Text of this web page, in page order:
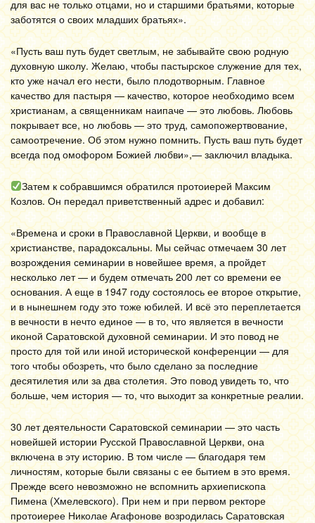
для вас не только отцами, но и старшими братьями, которые
заботятся о своих младших братьях».
«Пусть ваш путь будет светлым, не забывайте свою родную
духовную школу. Желаю, чтобы пастырское служение для тех,
кто уже начал его нести, было плодотворным. Главное
качество для пастыря — качество, которое необходимо всем
христианам, а священникам наипаче — это любовь. Любовь
покрывает все, но любовь — это труд, самопожертвование,
самоотречение. Об этом нужно помнить. Пусть ваш путь будет
всегда под омофором Божией любви»,— заключил владыка.
Затем к собравшимся обратился протоиерей Максим
Козлов. Он передал приветственный адрес и добавил:
«Времена и сроки в Православной Церкви, и вообще в
христианстве, парадоксальны. Мы сейчас отмечаем 30 лет
возрождения семинарии в новейшее время, а пройдет
несколько лет — и будем отмечать 200 лет со времени ее
основания. А еще в 1947 году состоялось ее второе открытие,
и в нынешнем году это тоже юбилей. И всё это переплетается
в вечности в нечто единое — в то, что является в вечности
иконой Саратовской духовной семинарии. И это повод не
просто для той или иной исторической конференции — для
того чтобы обозреть, что было сделано за последние
десятилетия или за два столетия. Это повод увидеть то, что
больше, чем история — то, что выходит за конкретные реалии.
30 лет деятельности Саратовской семинарии — это часть
новейшей истории Русской Православной Церкви, она
включена в эту историю. В том числе — благодаря тем
личностям, которые были связаны с ее бытием в это время.
Прежде всего невозможно не вспомнить архиепископа
Пимена (Хмелевского). При нем и при первом ректоре
протоиерее Николае Агафонове возродилась Саратовская